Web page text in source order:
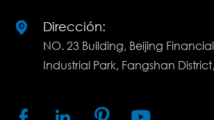
 Dirección:
NO. 23 Building, Beijing
Industrial Park, Fangshan